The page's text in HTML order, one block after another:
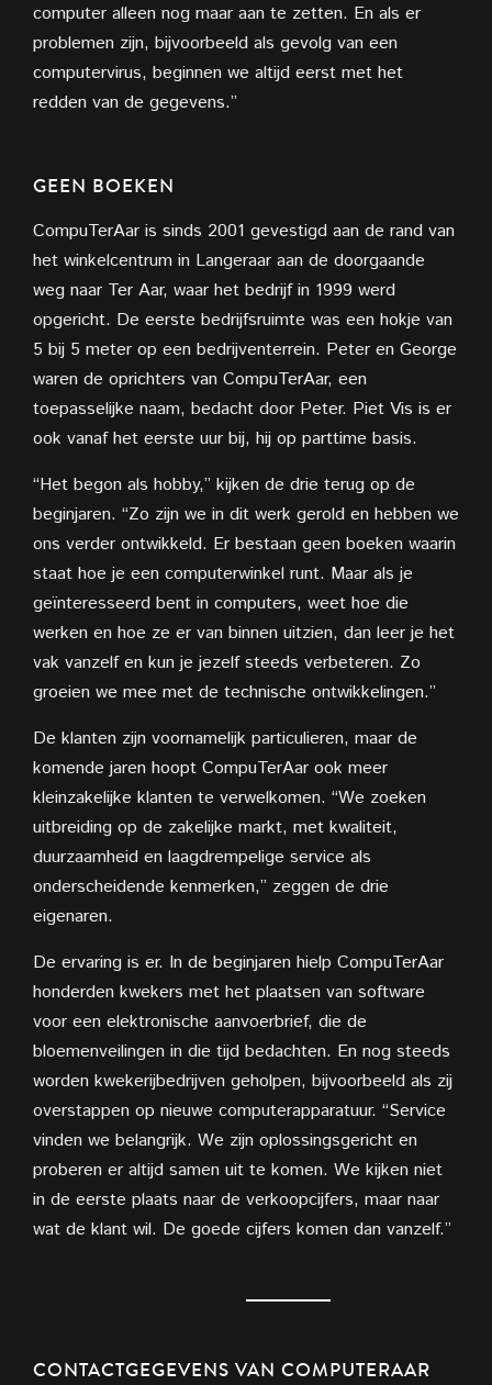
computer alleen nog maar aan te zetten. En als er
problemen zijn, bijvoorbeeld als gevolg van een
computervirus, beginnen we altijd eerst met het
redden van de gegevens.”
GEEN BOEKEN
CompuTerAar is sinds 2001 gevestigd aan de rand van
het winkelcentrum in Langeraar aan de doorgaande
weg naar Ter Aar, waar het bedrijf in 1999 werd
opgericht. De eerste bedrijfsruimte was een hokje van
5 bij 5 meter op een bedrijventerrein. Peter en George
waren de oprichters van CompuTerAar, een
toepasselijke naam, bedacht door Peter. Piet Vis is er
ook vanaf het eerste uur bij, hij op parttime basis.
“Het begon als hobby,” kijken de drie terug op de
beginjaren. “Zo zijn we in dit werk gerold en hebben we
ons verder ontwikkeld. Er bestaan geen boeken waarin
staat hoe je een computerwinkel runt. Maar als je
geïnteresseerd bent in computers, weet hoe die
werken en hoe ze er van binnen uitzien, dan leer je het
vak vanzelf en kun je jezelf steeds verbeteren. Zo
groeien we mee met de technische ontwikkelingen.”
De klanten zijn voornamelijk particulieren, maar de
komende jaren hoopt CompuTerAar ook meer
kleinzakelijke klanten te verwelkomen. “We zoeken
uitbreiding op de zakelijke markt, met kwaliteit,
duurzaamheid en laagdrempelige service als
onderscheidende kenmerken,” zeggen de drie
eigenaren.
De ervaring is er. In de beginjaren hielp CompuTerAar
honderden kwekers met het plaatsen van software
voor een elektronische aanvoerbrief, die de
bloemenveilingen in die tijd bedachten. En nog steeds
worden kwekerijbedrijven geholpen, bijvoorbeeld als zij
overstappen op nieuwe computerapparatuur. “Service
vinden we belangrijk. We zijn oplossingsgericht en
proberen er altijd samen uit te komen. We kijken niet
in de eerste plaats naar de verkoopcijfers, maar naar
wat de klant wil. De goede cijfers komen dan vanzelf.”
CONTACTGEGEVENS VAN COMPUTERAAR